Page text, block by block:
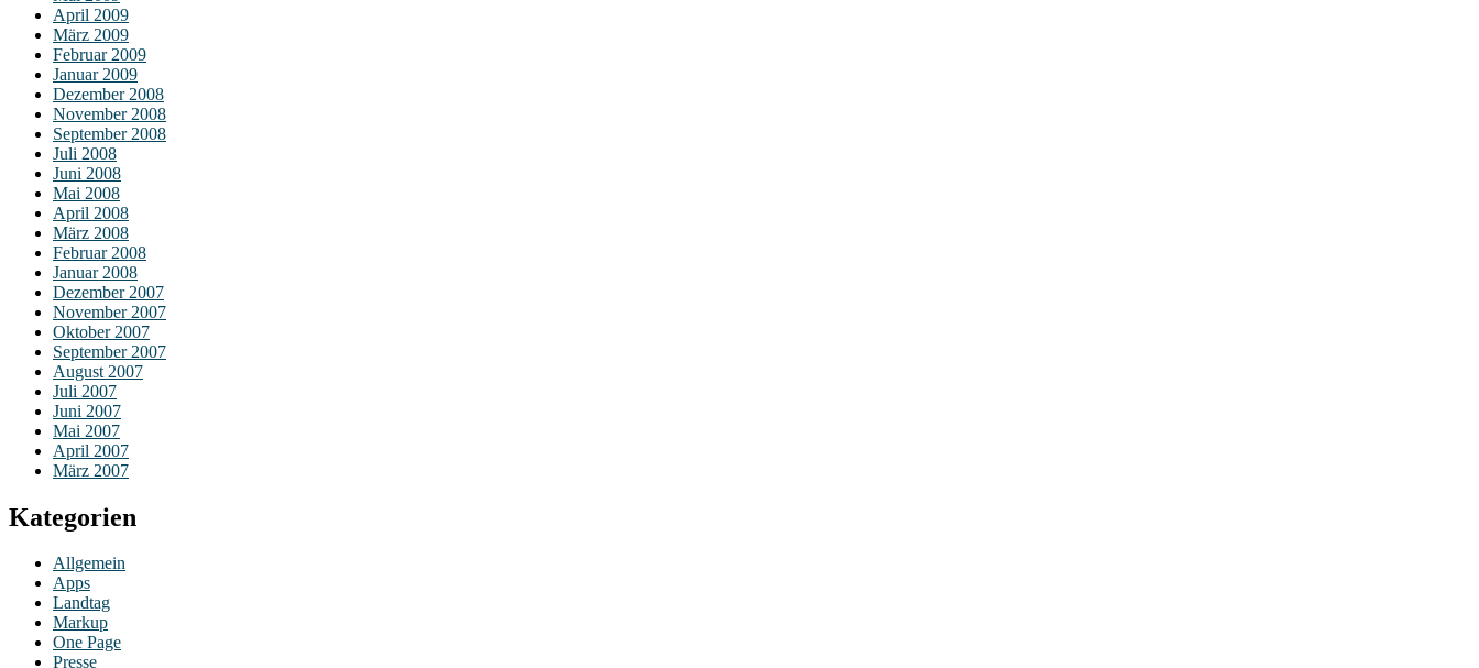
April 2009
März 2009
Februar 2009
Januar 2009
Dezember 2008
November 2008
September 2008
Juli 2008
Juni 2008
Mai 2008
April 2008
März 2008
Februar 2008
Januar 2008
Dezember 2007
November 2007
Oktober 2007
September 2007
August 2007
Juli 2007
Juni 2007
Mai 2007
April 2007
März 2007
Kategorien
Allgemein
Apps
Landtag
Markup
One Page
Presse